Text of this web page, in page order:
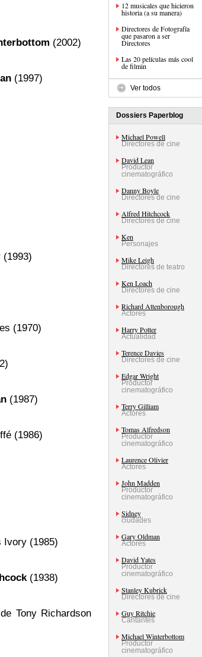
(2002)
(1997)
(1993)
(1970)
(1987)
(1986)
Ivory (1985)
(1938)
de Tony Richardson
12 musicales que hicieron
historia (a su manera)
Directores de Fotografía
que pasaron a ser
Directores
Las 20 películas más cool
de filmin
Ver todos
Dossiers Paperblog
Michael Powell
Directores de cine
David Lean
Productor
cinematográfico
Danny Boyle
Directores de cine
Alfred Hitchcock
Directores de cine
Ken
Personajes
Mike Leigh
Directores de teatro
Ken Loach
Directores de cine
Richard Attenborough
Actores
Harry Potter
Actualidad
Terence Davies
Directores de cine
Edgar Wright
Productor
cinematográfico
Terry Gilliam
Actores
Tomas Alfredson
Productor
cinematográfico
Laurence Olivier
Actores
John Madden
Productor
cinematográfico
Sidney
ciudades
Gary Oldman
Actores
David Yates
Productor
cinematográfico
Stanley Kubrick
Directores de cine
Guy Ritchie
Cantantes
Michael Winterbottom
Productor
cinematográfico